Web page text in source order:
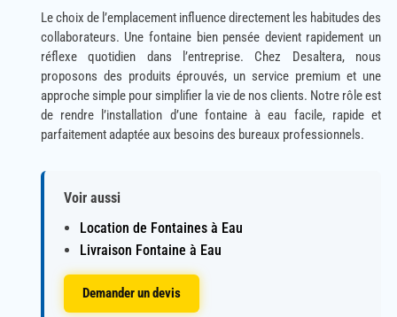
Le choix de l’emplacement influence directement les habitudes des
collaborateurs. Une fontaine bien pensée devient rapidement un
réflexe quotidien dans l’entreprise. Chez Desaltera, nous
proposons des produits éprouvés, un service premium et une
approche simple pour simplifier la vie de nos clients. Notre rôle est
de rendre l’installation d’une fontaine à eau facile, rapide et
parfaitement adaptée aux besoins des bureaux professionnels.
Voir aussi
Location de Fontaines à Eau
Livraison Fontaine à Eau
Demander un devis